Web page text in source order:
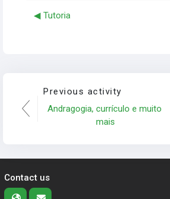
◀︎ Tutoria
Previous activity
Andragogia, currículo e muito
mais
Contact us